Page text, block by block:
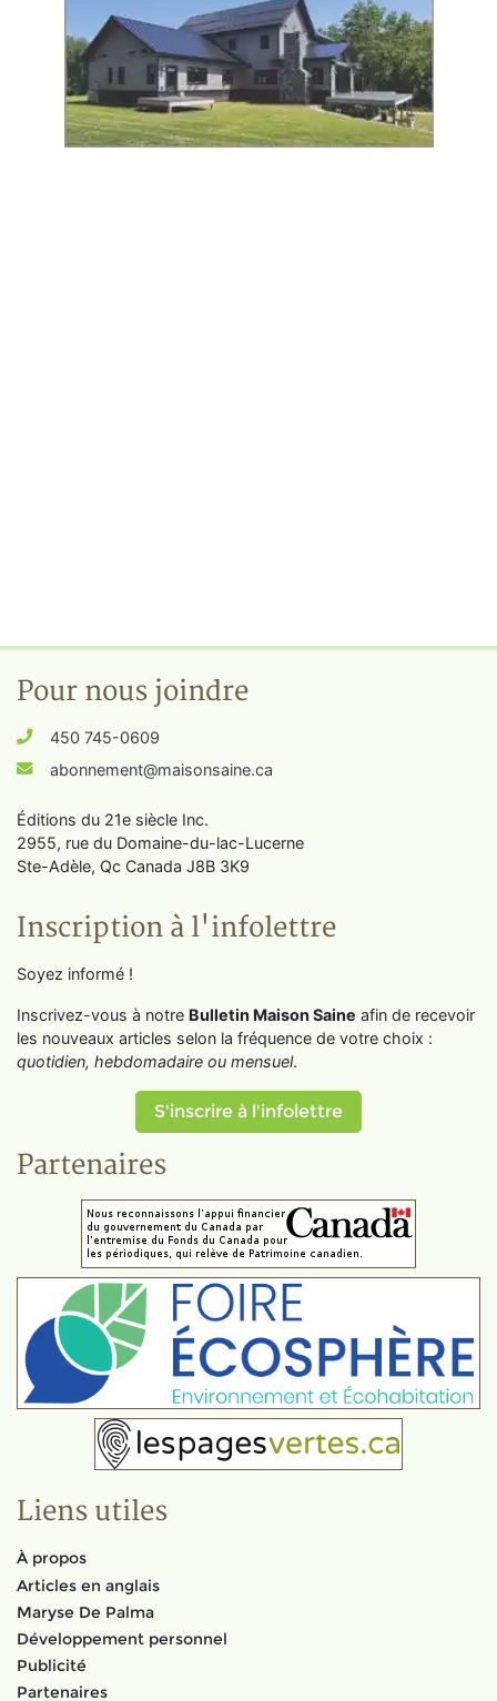
Pour nous joindre
450 745-0609
abonnement@maisonsaine.ca
Éditions du 21e siècle Inc.
2955, rue du Domaine-du-lac-Lucerne
Ste-Adèle, Qc Canada J8B 3K9
Inscription à l'infolettre
Soyez informé !
Inscrivez-vous à notre Bulletin Maison Saine afin de recevoir
les nouveaux articles selon la fréquence de votre choix :
quotidien, hebdomadaire ou mensuel.
S'inscrire à l'infolettre
Partenaires
Liens utiles
À propos
Articles en anglais
Maryse De Palma
Développement personnel
Publicité
Partenaires